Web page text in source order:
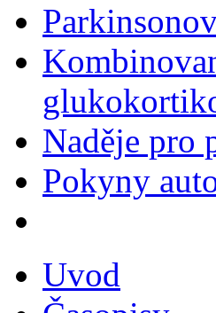
Naděje pro
Pokyny
Uvod